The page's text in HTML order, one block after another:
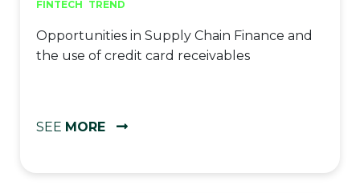
FINTECH TREND
Opportunities in Supply Chain Finance and
the use of credit card receivables
SEE MORE